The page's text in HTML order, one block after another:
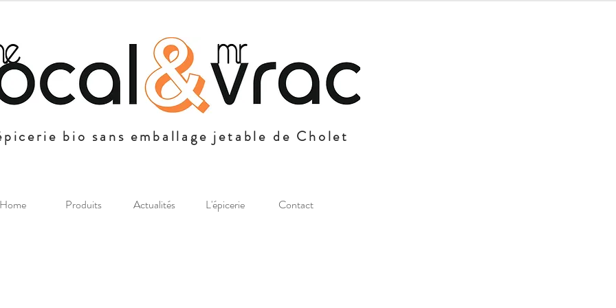
bio sans emballage jetable de Cholet
Produits Actualités L'épicerie Contact